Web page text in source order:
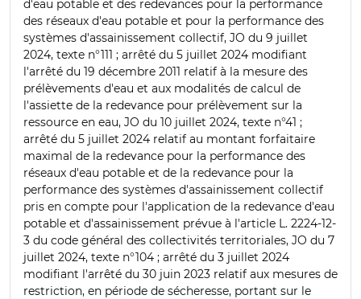
d'eau potable et des redevances pour la performance
des réseaux d'eau potable et pour la performance des
systèmes d'assainissement collectif, JO du 9 juillet
2024, texte n°111 ; arrêté du 5 juillet 2024 modifiant
l'arrêté du 19 décembre 2011 relatif à la mesure des
prélèvements d'eau et aux modalités de calcul de
l'assiette de la redevance pour prélèvement sur la
ressource en eau, JO du 10 juillet 2024, texte n°41 ;
arrêté du 5 juillet 2024 relatif au montant forfaitaire
maximal de la redevance pour la performance des
réseaux d'eau potable et de la redevance pour la
performance des systèmes d'assainissement collectif
pris en compte pour l'application de la redevance d'eau
potable et d'assainissement prévue à l'article L. 2224-12-
3 du code général des collectivités territoriales, JO du 7
juillet 2024, texte n°104 ; arrêté du 3 juillet 2024
modifiant l'arrêté du 30 juin 2023 relatif aux mesures de
restriction, en période de sécheresse, portant sur le